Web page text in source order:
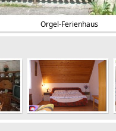
Orgel-Ferienhaus